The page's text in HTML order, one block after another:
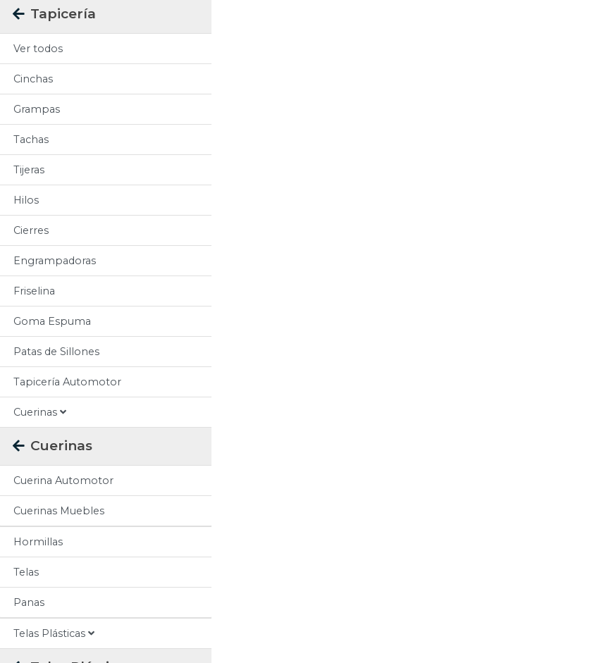
Tapicería
Ver todos
Cinchas
Grampas
Tachas
Tijeras
Hilos
Cierres
Engrampadoras
Friselina
Goma Espuma
Patas de Sillones
Tapicería Automotor
Cuerinas
Cuerinas
Cuerina Automotor
Cuerinas Muebles
Hormillas
Telas
Panas
Telas Plásticas